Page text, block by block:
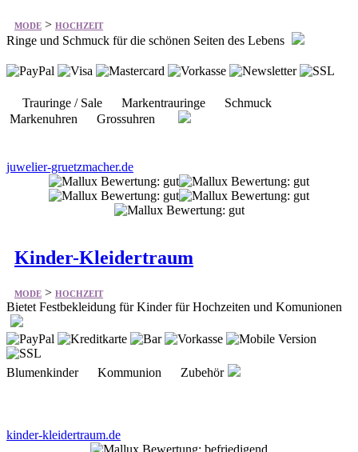
MODE > HOCHZEIT
Ringe und Schmuck für die schönen Seiten des Lebens
Trauringe / Sale Markentrauringe Schmuck
Markenuhren Grossuhren
juwelier-gruetzmacher.de
Kinder-Kleidertraum
MODE > HOCHZEIT
Bietet Festbekleidung für Kinder für Hochzeiten und Komunionen
Blumenkinder Kommunion Zubehör
kinder-kleidertraum.de